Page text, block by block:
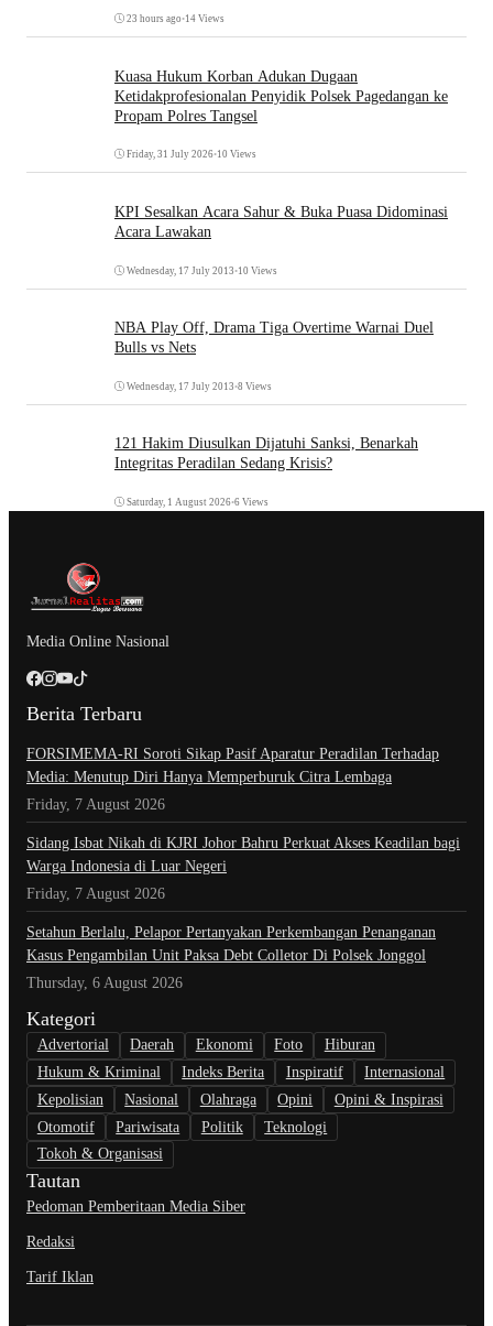
23 hours ago •14 Views
Kuasa Hukum Korban Adukan Dugaan
Ketidakprofesionalan Penyidik Polsek Pagedangan ke
Propam Polres Tangsel
Friday, 31 July 2026•10 Views
KPI Sesalkan Acara Sahur & Buka Puasa Didominasi
Acara Lawakan
Wednesday, 17 July 2013 •10 Views
NBA Play Off, Drama Tiga Overtime Warnai Duel
Bulls vs Nets
Wednesday, 17 July 2013 •8 Views
121 Hakim Diusulkan Dijatuhi Sanksi, Benarkah
Integritas Peradilan Sedang Krisis?
Saturday, 1 August 2026•6 Views
Media Online Nasional
Berita Terbaru
​FORSIMEMA-RI Soroti Sikap Pasif Aparatur Peradilan Terhadap
Media: Menutup Diri Hanya Memperburuk Citra Lembaga
Friday, 7 August 2026
Sidang Isbat Nikah di KJRI Johor Bahru Perkuat Akses Keadilan bagi
Warga Indonesia di Luar Negeri
Friday, 7 August 2026
Setahun Berlalu, Pelapor Pertanyakan Perkembangan Penanganan
Kasus Pengambilan Unit Paksa Debt Colletor Di Polsek Jonggol
Thursday, 6 August 2026
Kategori
Advertorial Daerah Ekonomi Foto
Hiburan
Hukum & Kriminal
Indeks Berita Inspiratif
Internasional
Kepolisian
Nasional Olahraga Opini
Opini & Inspirasi
Otomotif
Pariwisata Politik
Teknologi
Tokoh & Organisasi
Tautan
Pedoman Pemberitaan Media Siber
Redaksi
Tarif Iklan